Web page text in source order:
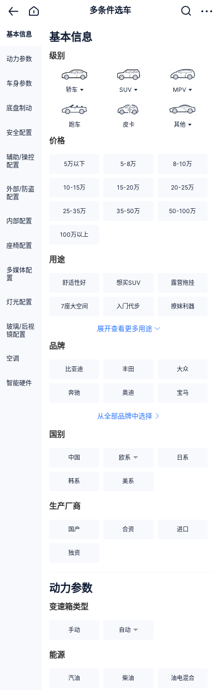
多条件选车
基本信息
动力参数
车身参数
底盘制动
安全配置
辅助/操控
配置
外部/防盗
配置
内部配置
座椅配置
多媒体配
置
灯光配置
玻璃/后视
镜配置
空调
智能硬件
基本信息
级别
轿车 SUV MPV
跑车 皮卡 其他
价格
5万以下 5-8万 8-10万
10-15万 15-20万 20-25万
25-35万 35-50万 50-100万
100万以上
用途
舒适性好 想买SUV 露营拖挂
7座大空间 入门代步 撩妹利器
空间宽敞
展开查看更多用途
品牌
比亚迪 丰田 大众
奔驰 奥迪 宝马
从全部品牌中选择
国别
中国 欧系 日系
韩系 美系
生产厂商
国产 合资 进口
独资
动力参数
变速箱类型
手动 自动
能源
汽油 柴油 油电混合